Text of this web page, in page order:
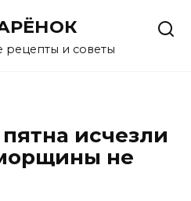
рецепты и советы
исчeзли
нe